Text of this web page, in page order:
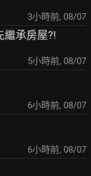
3小時前, 08/07
繼承房屋?!
5小時前, 08/07
6小時前, 08/07
6小時前, 08/07